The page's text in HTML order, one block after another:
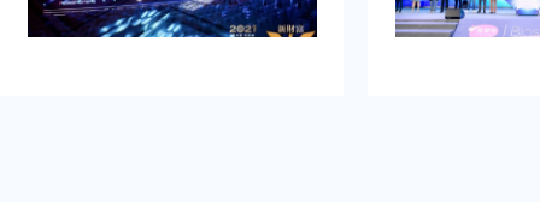
资源进行大规模的市场推广。需要专
业的策划和执行来吸引目标人群，创